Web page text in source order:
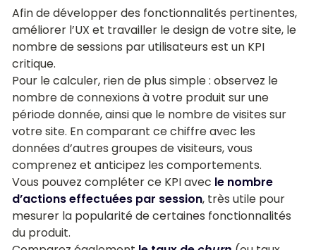
Afin de développer des fonctionnalités pertinentes,
améliorer l’UX et travailler le design de votre site, le
nombre de sessions par utilisateurs est un KPI
critique.
Pour le calculer, rien de plus simple : observez le
nombre de connexions à votre produit sur une
période donnée, ainsi que le nombre de visites sur
votre site. En comparant ce chiffre avec les
données d’autres groupes de visiteurs, vous
comprenez et anticipez les comportements.
Vous pouvez compléter ce KPI avec le nombre
d’actions effectuées par session, très utile pour
mesurer la popularité de certaines fonctionnalités
du produit.